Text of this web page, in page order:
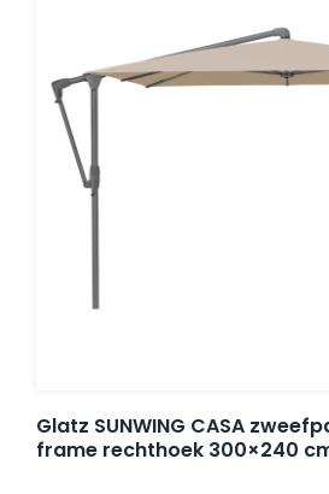
Glatz SUNWING CASA
frame rechthoek 300×240